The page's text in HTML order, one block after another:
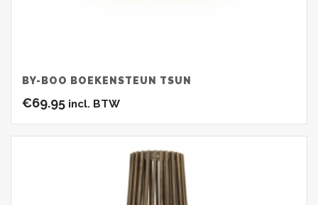
BY-BOO BOEKENSTEUN TSUN
€69.95 incl. BTW